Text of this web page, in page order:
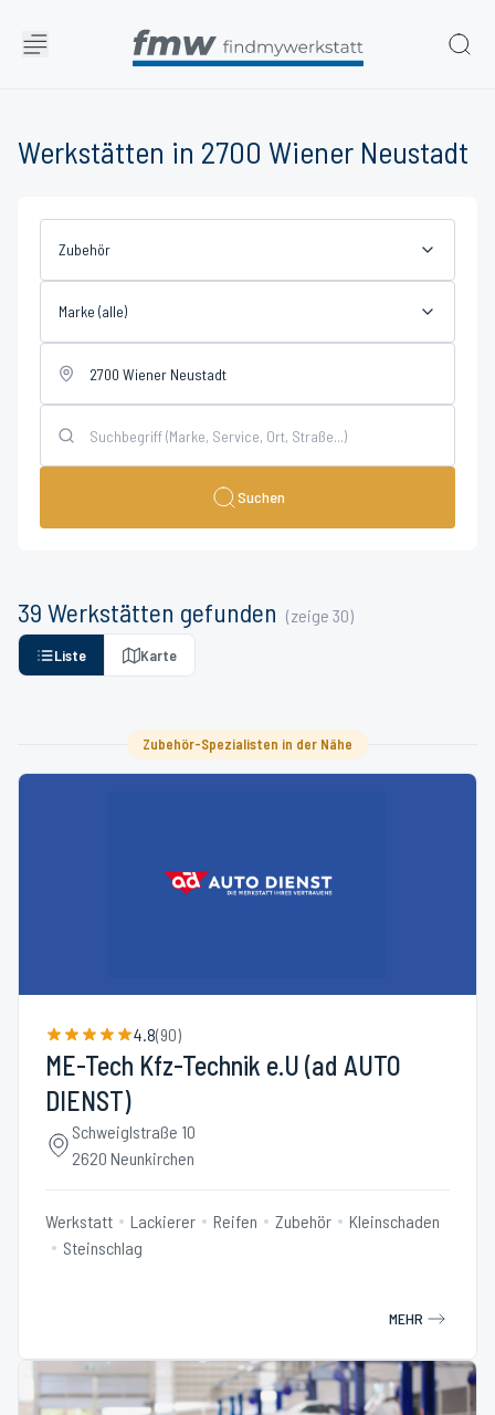
Werkstätten in 2700 Wiener Neustadt
Zubehör
Marke (alle)
Suchen
39 Werkstätten gefunden (zeige 30)
Liste Karte
Zubehör-Spezialisten in der Nähe
4.8(90)
ME-Tech Kfz-Technik e.U (ad AUTO
DIENST)
Schweiglstraße 10
2620 Neunkirchen
Werkstatt Lackierer Reifen Zubehör
Kleinschaden
Steinschlag
MEHR